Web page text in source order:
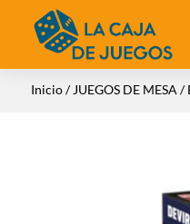
Inicio/ JUEGOS DE MESA /